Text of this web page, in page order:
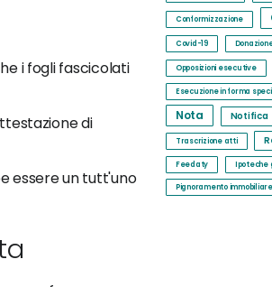
i fogli fascicolati
di
essere un tutt'uno
Conformizzazione
Covid-19
Opposizioni esecutive
Esecuzione in forma
Nota Notifica
Trascrizione atti
Feedaty Ipoteche
Pignoramento immobiliare